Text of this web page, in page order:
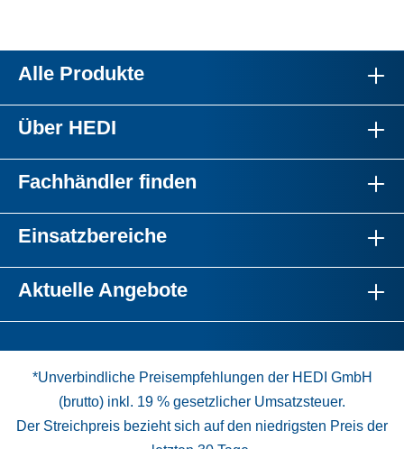
Alle Produkte
Über HEDI
Fachhändler finden
Einsatzbereiche
Aktuelle Angebote
*Unverbindliche Preisempfehlungen der HEDI GmbH
(brutto) inkl. 19 % gesetzlicher Umsatzsteuer.
Der Streichpreis bezieht sich auf den niedrigsten Preis der